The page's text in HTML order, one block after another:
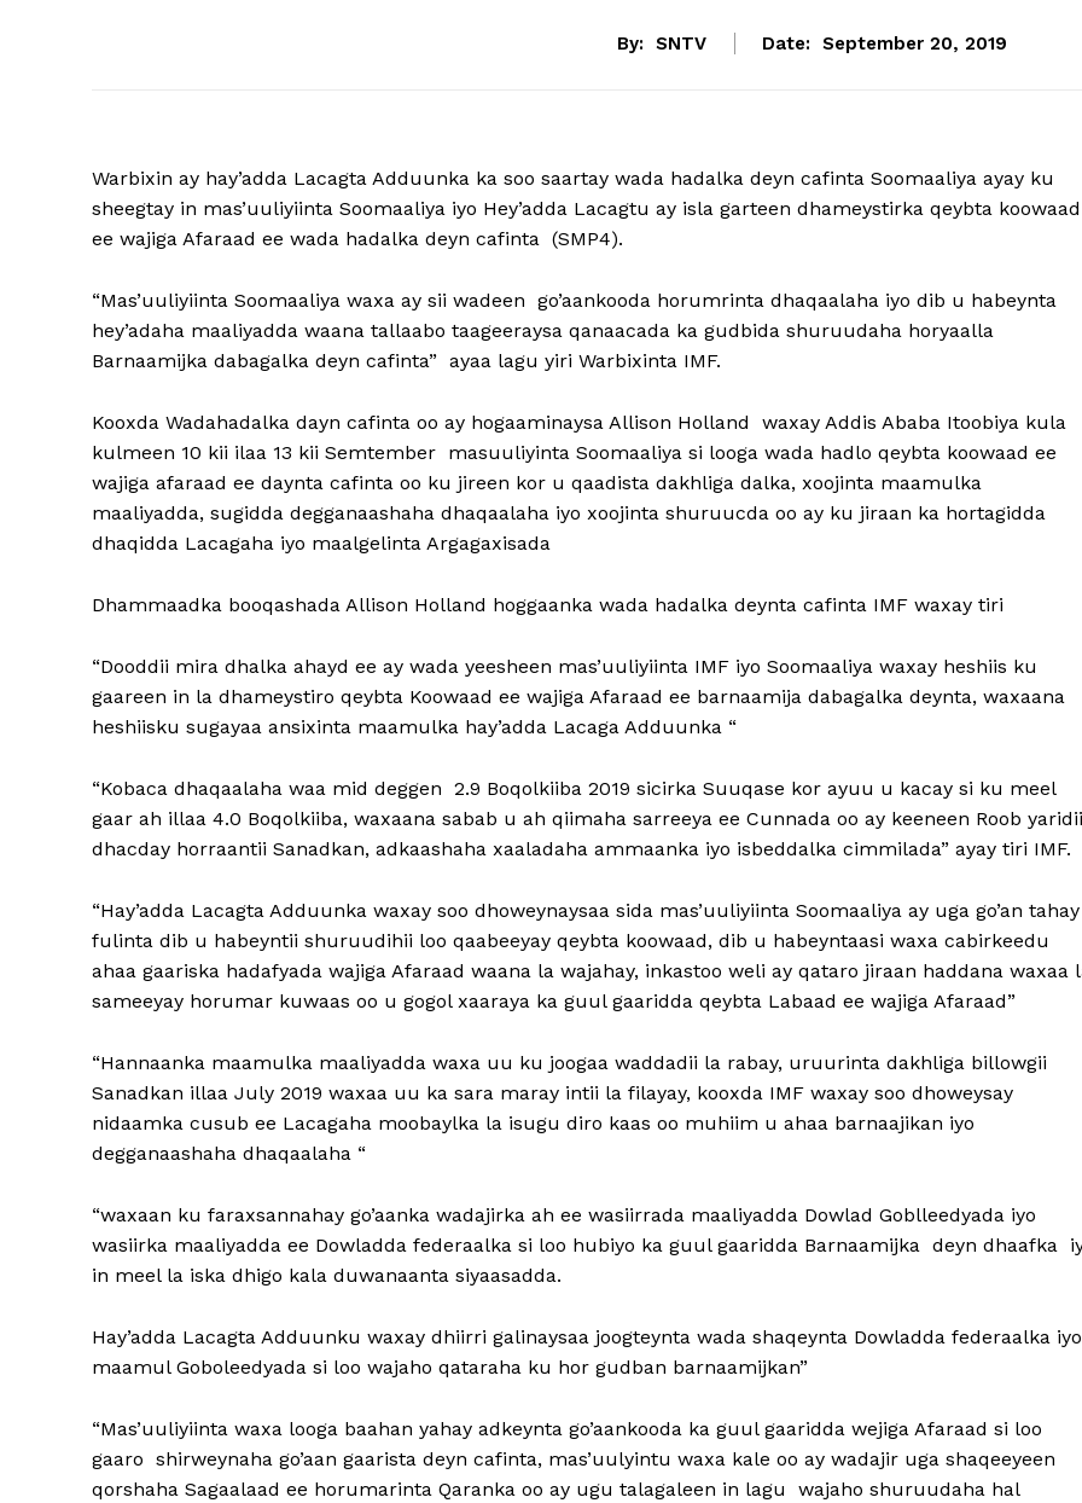
By: SNTV Date: September 20, 2019
Warbixin ay hay’adda Lacagta Adduunka ka soo saartay wada hadalka deyn cafinta Soomaaliya ayay ku
sheegtay in mas’uuliyiinta Soomaaliya iyo Hey’adda Lacagtu ay isla garteen dhameystirka qeybta koowaad
ee wajiga Afaraad ee wada hadalka deyn cafinta (SMP4).
“Mas’uuliyiinta Soomaaliya waxa ay sii wadeen go’aankooda horumrinta dhaqaalaha iyo dib u habeynta
hey’adaha maaliyadda waana tallaabo taageeraysa qanaacada ka gudbida shuruudaha horyaalla
Barnaamijka dabagalka deyn cafinta” ayaa lagu yiri Warbixinta IMF.
Kooxda Wadahadalka dayn cafinta oo ay hogaaminaysa Allison Holland waxay Addis Ababa Itoobiya kula
kulmeen 10 kii ilaa 13 kii Semtember masuuliyinta Soomaaliya si looga wada hadlo qeybta koowaad ee
wajiga afaraad ee daynta cafinta oo ku jireen kor u qaadista dakhliga dalka, xoojinta maamulka
maaliyadda, sugidda degganaashaha dhaqaalaha iyo xoojinta shuruucda oo ay ku jiraan ka hortagidda
dhaqidda Lacagaha iyo maalgelinta Argagaxisada
Dhammaadka booqashada Allison Holland hoggaanka wada hadalka deynta cafinta IMF waxay tiri
“Dooddii mira dhalka ahayd ee ay wada yeesheen mas’uuliyiinta IMF iyo Soomaaliya waxay heshiis ku
gaareen in la dhameystiro qeybta Koowaad ee wajiga Afaraad ee barnaamija dabagalka deynta, waxaana
heshiisku sugayaa ansixinta maamulka hay’adda Lacaga Adduunka “
“Kobaca dhaqaalaha waa mid deggen 2.9 Boqolkiiba 2019 sicirka Suuqase kor ayuu u kacay si ku meel
gaar ah illaa 4.0 Boqolkiiba, waxaana sabab u ah qiimaha sarreeya ee Cunnada oo ay keeneen Roob yaridii
dhacday horraantii Sanadkan, adkaashaha xaaladaha ammaanka iyo isbeddalka cimmilada” ayay tiri IMF.
“Hay’adda Lacagta Adduunka waxay soo dhoweynaysaa sida mas’uuliyiinta Soomaaliya ay uga go’an tahay
fulinta dib u habeyntii shuruudihii loo qaabeeyay qeybta koowaad, dib u habeyntaasi waxa cabirkeedu
ahaa gaariska hadafyada wajiga Afaraad waana la wajahay, inkastoo weli ay qataro jiraan haddana waxaa
sameeyay horumar kuwaas oo u gogol xaaraya ka guul gaaridda qeybta Labaad ee wajiga Afaraad”
“Hannaanka maamulka maaliyadda waxa uu ku joogaa waddadii la rabay, uruurinta dakhliga billowgii
Sanadkan illaa July 2019 waxaa uu ka sara maray intii la filayay, kooxda IMF waxay soo dhoweysay
nidaamka cusub ee Lacagaha moobaylka la isugu diro kaas oo muhiim u ahaa barnaajikan iyo
degganaashaha dhaqaalaha “
“waxaan ku faraxsannahay go’aanka wadajirka ah ee wasiirrada maaliyadda Dowlad Goblleedyada iyo
wasiirka maaliyadda ee Dowladda federaalka si loo hubiyo ka guul gaaridda Barnaamijka deyn dhaafka
in meel la iska dhigo kala duwanaanta siyaasadda.
Hay’adda Lacagta Adduunku waxay dhiirri galinaysaa joogteynta wada shaqeynta Dowladda federaalka iyo
maamul Goboleedyada si loo wajaho qataraha ku hor gudban barnaamijkan”
“Mas’uuliyiinta waxa looga baahan yahay adkeynta go’aankooda ka guul gaaridda wejiga Afaraad si loo
gaaro shirweynaha go’aan gaarista deyn cafinta, mas’uulyintu waxa kale oo ay wadajir uga shaqeeyeen
qorshaha Sagaalaad ee horumarinta Qaranka oo ay ugu talagaleen in lagu wajaho shuruudaha hal